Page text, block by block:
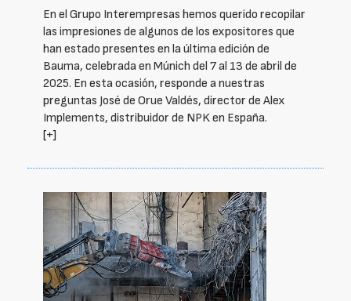
En el Grupo Interempresas hemos querido recopilar
las impresiones de algunos de los expositores que
han estado presentes en la última edición de
Bauma, celebrada en Múnich del 7 al 13 de abril de
2025. En esta ocasión, responde a nuestras
preguntas José de Orue Valdés, director de Alex
Implements, distribuidor de NPK en España.
[+]